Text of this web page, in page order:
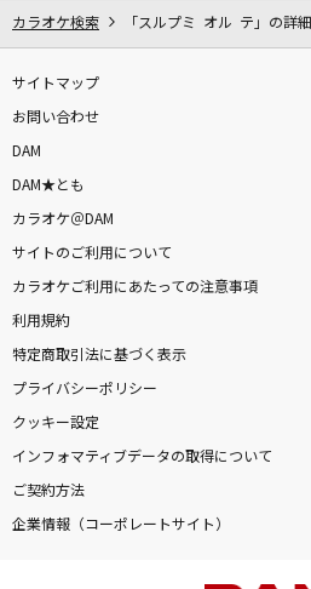
カラオケ検索 「スルプミ オル テ」の詳細
サイトマップ
お問い合わせ
DAM
DAM★とも
カラオケ＠DAM
サイトのご利用について
カラオケご利用にあたっての注意事項
利用規約
特定商取引法に基づく表示
プライバシーポリシー
クッキー設定
インフォマティブデータの取得について
ご契約方法
企業情報（コーポレートサイト）